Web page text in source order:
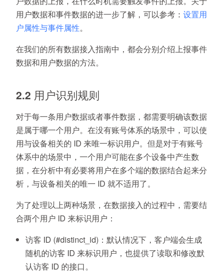
用户数据和事件数据的进一步了解，可以参考： 设置用
户属性与事件属性。
在我们的所有数据接入指南中，都会分别介绍上报事件
数据和用户数据的方法。
2.2 用户识别规则
对于每一条用户数据或者事件数据，都需要明确该数据
是属于哪一个用户。在没有账号体系的场景中，可以使
用与设备相关的 ID 来唯一标识用户。但是对于有账号
体系中的场景中，一个用户可能在多个设备中产生数
据，在分析中有必要将用户在多个端的数据结合起来分
析，与设备相关的唯一 ID 就不适用了。
为了处理以上两种场景，在数据接入的过程中，需要结
合两个用户 ID 来标识用户：
访客 ID (#distinct_id)：默认情况下，客户端会生成
随机的访客 ID 来标识用户，也提供了读取和修改默
认访客 ID 的接口。